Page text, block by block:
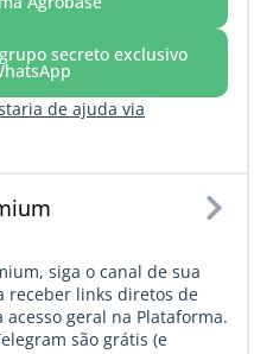
secreto exclusivo
de ajuda via
siga o canal de sua
receber links diretos de
geral na Plataforma.
são grátis (e